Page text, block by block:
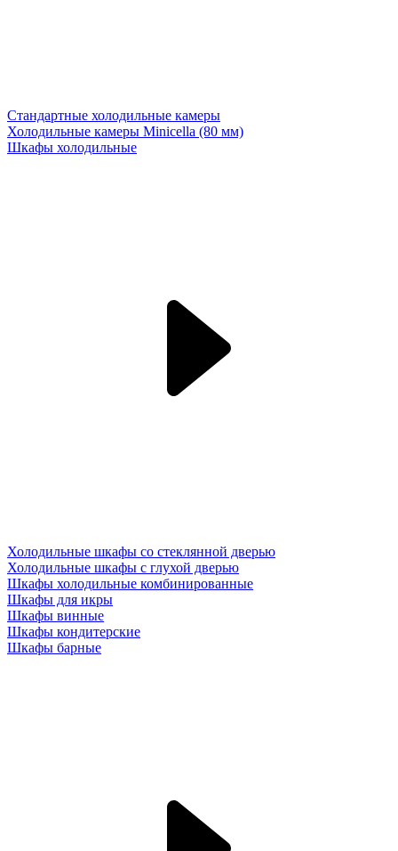
Стандартные холодильные камеры
Холодильные камеры Minicella (80 мм)
Шкафы холодильные
Холодильные шкафы со стеклянной дверью
Холодильные шкафы с глухой дверью
Шкафы холодильные комбинированные
Шкафы для икры
Шкафы винные
Шкафы кондитерские
Шкафы барные